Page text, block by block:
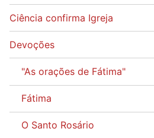
Ciência confirma Igreja
Devoções
"As orações de Fátima"
Fátima
O Santo Rosário